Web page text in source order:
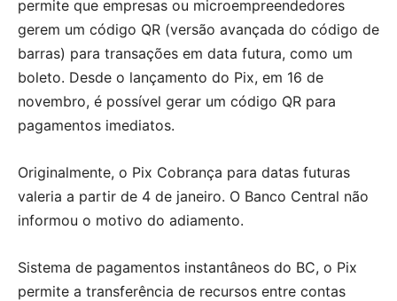
permite que empresas ou microempreendedores
gerem um código QR (versão avançada do código de
barras) para transações em data futura, como um
boleto. Desde o lançamento do Pix, em 16 de
novembro, é possível gerar um código QR para
pagamentos imediatos.
Originalmente, o Pix Cobrança para datas futuras
valeria a partir de 4 de janeiro. O Banco Central não
informou o motivo do adiamento.
Sistema de pagamentos instantâneos do BC, o Pix
permite a transferência de recursos entre contas